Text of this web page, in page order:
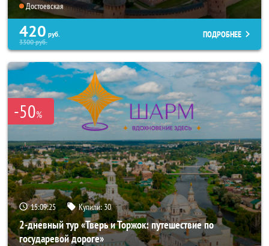
Достоевская
420 руб.
3300руб.
ПОДРОБНЕЕ
-50%
15:09:22 Купили:30
2-дневный тур «Тверь и Торжок: путешествие по
государевой дороге»